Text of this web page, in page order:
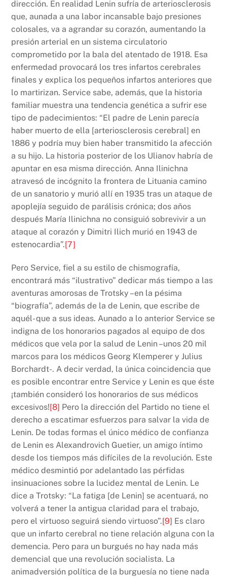
dirección. En realidad Lenin sufría de arteriosclerosis
que, aunada a una labor incansable bajo presiones
colosales, va a agrandar su corazón, aumentando la
presión arterial en un sistema circulatorio
comprometido por la bala del atentado de 1918. Esa
enfermedad provocará los tres infartos cerebrales
finales y explica los pequeños infartos anteriores que
lo martirizan. Service sabe, además, que la historia
familiar muestra una tendencia genética a sufrir ese
tipo de padecimientos: “El padre de Lenin parecía
haber muerto de ella [arteriosclerosis cerebral] en
1886 y podría muy bien haber transmitido la afección
a su hijo. La historia posterior de los Ulianov habría de
apuntar en esa misma dirección. Anna Ilinichna
atravesó de incógnito la frontera de Lituania camino
de un sanatorio y murió allí en 1935 tras un ataque de
apoplejía seguido de parálisis crónica; dos años
después María Ilinichna no consiguió sobrevivir a un
ataque al corazón y Dimitri Ilich murió en 1943 de
estenocardia”.[7]
Pero Service, fiel a su estilo de chismografía,
encontrará más “ilustrativo” dedicar más tiempo a las
aventuras amorosas de Trotsky –en la pésima
“biografía”, además de la de Lenin, que escribe de
aquél- que a sus ideas. Aunado a lo anterior Service se
indigna de los honorarios pagados al equipo de dos
médicos que vela por la salud de Lenin –unos 20 mil
marcos para los médicos Georg Klemperer y Julius
Borchardt-. A decir verdad, la única coincidencia que
es posible encontrar entre Service y Lenin es que éste
¡también consideró los honorarios de sus médicos
excesivos![8] Pero la dirección del Partido no tiene el
derecho a escatimar esfuerzos para salvar la vida de
Lenin. De todas formas el único médico de confianza
de Lenin es Alexandrovich Guetier, un amigo íntimo
desde los tiempos más difíciles de la revolución. Este
médico desmintió por adelantado las pérfidas
insinuaciones sobre la lucidez mental de Lenin. Le
dice a Trotsky: “La fatiga [de Lenin] se acentuará, no
volverá a tener la antigua claridad para el trabajo,
pero el virtuoso seguirá siendo virtuoso”.[9] Es claro
que un infarto cerebral no tiene relación alguna con la
demencia. Pero para un burgués no hay nada más
demencial que una revolución socialista. La
animadversión política de la burguesía no tiene nada